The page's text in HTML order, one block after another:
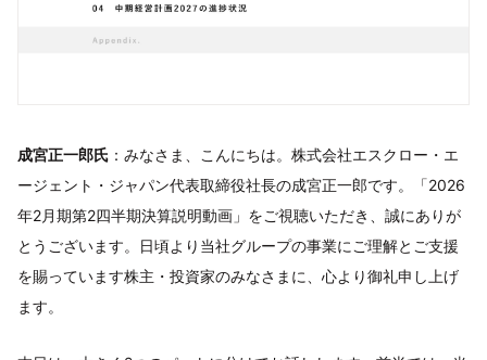
成宮正一郎氏 ：みなさま、こんにちは。株式会社エスクロー・エ
ージェント・ジャパン代表取締役社長の成宮正一郎です。「2026
年2月期第2四半期決算説明動画」をご視聴いただき、誠にありが
とうございます。日頃より当社グループの事業にご理解とご支援
を賜っています株主・投資家のみなさまに、心より御礼申し上げ
ます。